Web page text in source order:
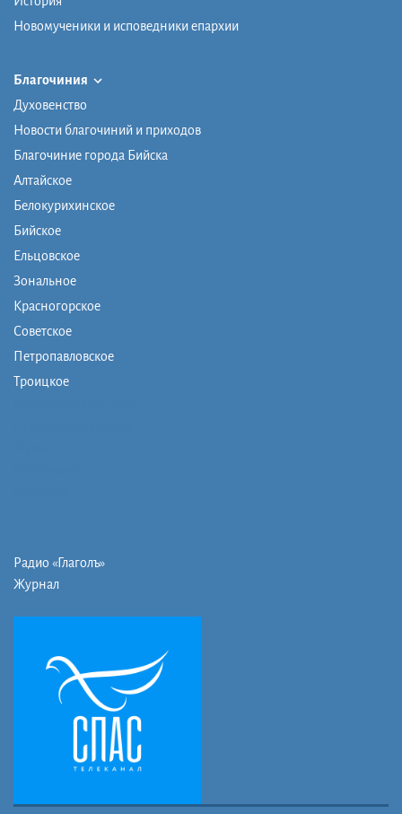
Новомученики и исповедники епархии
Благочиния
Духовенство
Новости благочиний и приходов
Благочиние города Бийска
Алтайское
Белокурихинское
Бийское
Ельцовское
Зональное
Красногорское
Советское
Петропавловское
Троицкое
Радио «Глаголъ»
Журнал